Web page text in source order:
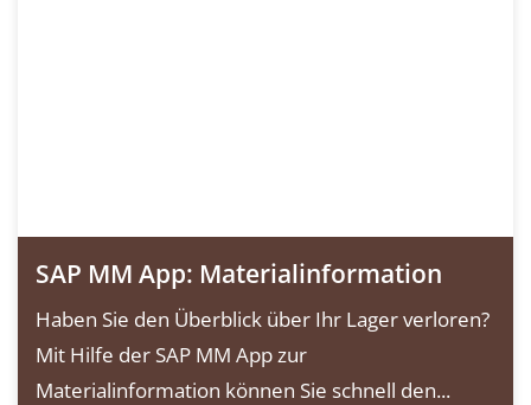
SAP MM App: Materialinformation
Haben Sie den Überblick über Ihr Lager verloren?
Mit Hilfe der SAP MM App zur
Materialinformation können Sie schnell den...